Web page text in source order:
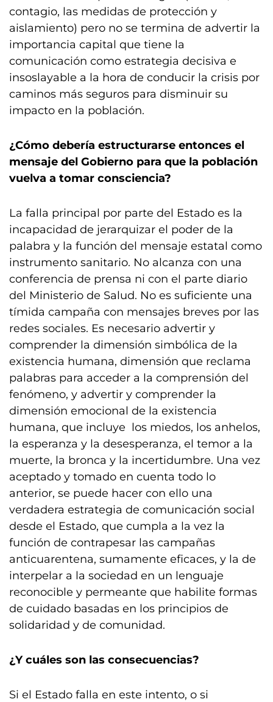
contagio, las medidas de protección y
aislamiento) pero no se termina de advertir la
importancia capital que tiene la
comunicación como estrategia decisiva e
insoslayable a la hora de conducir la crisis por
caminos más seguros para disminuir su
impacto en la población.
¿Cómo debería estructurarse entonces el
mensaje del Gobierno para que la población
vuelva a tomar consciencia?
La falla principal por parte del Estado es la
incapacidad de jerarquizar el poder de la
palabra y la función del mensaje estatal como
instrumento sanitario. No alcanza con una
conferencia de prensa ni con el parte diario
del Ministerio de Salud. No es suficiente una
tímida campaña con mensajes breves por las
redes sociales. Es necesario advertir y
comprender la dimensión simbólica de la
existencia humana, dimensión que reclama
palabras para acceder a la comprensión del
fenómeno, y advertir y comprender la
dimensión emocional de la existencia
humana, que incluye los miedos, los anhelos,
la esperanza y la desesperanza, el temor a la
muerte, la bronca y la incertidumbre. Una vez
aceptado y tomado en cuenta todo lo
anterior, se puede hacer con ello una
verdadera estrategia de comunicación social
desde el Estado, que cumpla a la vez la
función de contrapesar las campañas
anticuarentena, sumamente eficaces, y la de
interpelar a la sociedad en un lenguaje
reconocible y permeante que habilite formas
de cuidado basadas en los principios de
solidaridad y de comunidad.
¿Y cuáles son las consecuencias?
Si el Estado falla en este intento, o si